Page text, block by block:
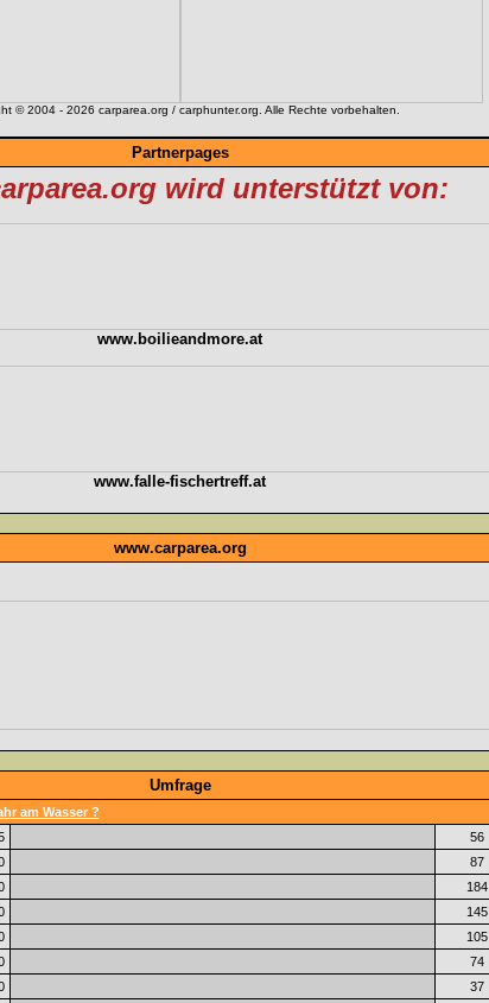
© 2004 - 2026 carparea.org / carphunter.org. Alle Rechte vorbehalten.
Partnerpages
wird unterstützt von:
www.boilieandmore.at
www.falle-fischertreff.at
www.carparea.org
Umfrage
am Wasser ?
56
87
184
145
105
74
37